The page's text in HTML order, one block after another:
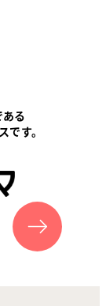
る
す。